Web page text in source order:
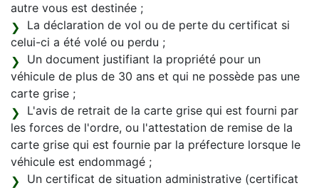
autre vous est destinée ;
La déclaration de vol ou de perte du certificat si
celui-ci a été volé ou perdu ;
Un document justifiant la propriété pour un
véhicule de plus de 30 ans et qui ne possède pas une
carte grise ;
L'avis de retrait de la carte grise qui est fourni par
les forces de l'ordre, ou l'attestation de remise de la
carte grise qui est fournie par la préfecture lorsque le
véhicule est endommagé ;
Un certificat de situation administrative (certificat